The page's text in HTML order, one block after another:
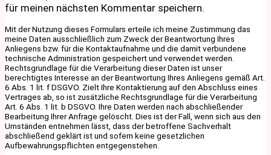
für meinen nächsten Kommentar speichern.
Mit der Nutzung dieses Formulars erteile ich meine Zustimmung das
meine Daten ausschließlich zum Zweck der Beantwortung Ihres
Anliegens bzw. für die Kontaktaufnahme und die damit verbundene
technische Administration gespeichert und verwendet werden.
Rechtsgrundlage für die Verarbeitung dieser Daten ist unser
berechtigtes Interesse an der Beantwortung Ihres Anliegens gemäß Art.
6 Abs. 1 lit. f DSGVO. Zielt Ihre Kontaktierung auf den Abschluss eines
Vertrages ab, so ist zusätzliche Rechtsgrundlage für die Verarbeitung
Art. 6 Abs. 1 lit. b DSGVO. Ihre Daten werden nach abschließender
Bearbeitung Ihrer Anfrage gelöscht. Dies ist der Fall, wenn sich aus den
Umständen entnehmen lässt, dass der betroffene Sachverhalt
abschließend geklärt ist und sofern keine gesetzlichen
Aufbewahrungspflichten entgegenstehen.